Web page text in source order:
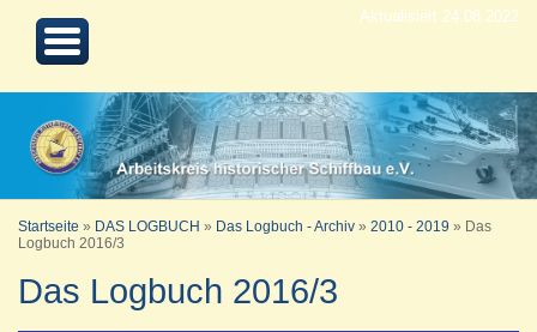
Aktualisiert 24.08.2022
Startseite » DAS LOGBUCH » Das Logbuch - Archiv » 2010 - 2019 »
Das
Logbuch 2016/3
Das Logbuch 2016/3